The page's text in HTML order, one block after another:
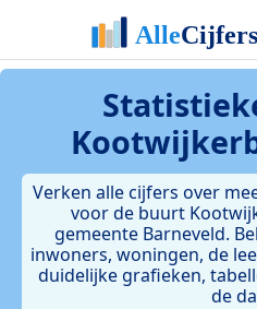
Verken alle cijfers over
voor de buurt
gemeente Barneveld.
inwoners, woningen, de
duidelijke grafieken,
de